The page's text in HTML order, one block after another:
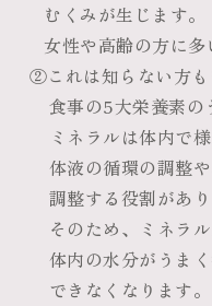
むくみが生じます。
女性や高齢の方に多
②これは知らない方も
食事の5大栄養素の
ミネラルは体内で
体液の循環の調整
調整する役割があり
そのため、ミネラ
体内の水分がうま
できなくなります。